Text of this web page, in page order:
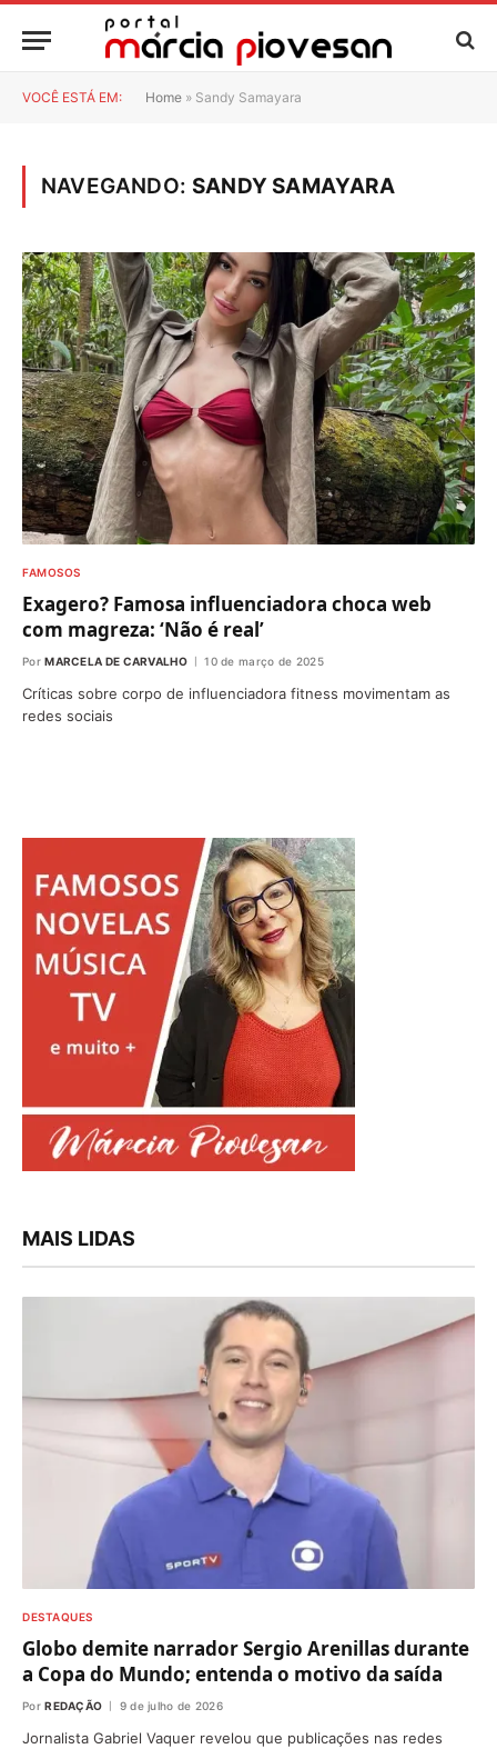
VOCÊ ESTÁ EM: Home » Sandy Samayara
NAVEGANDO: SANDY SAMAYARA
FAMOSOS
Exagero? Famosa influenciadora choca web
com magreza: ‘Não é real’
Por MARCELA DE CARVALHO 10 de março de 2025
Críticas sobre corpo de influenciadora fitness movimentam as
redes sociais
MAIS LIDAS
DESTAQUES
Globo demite narrador Sergio Arenillas durante
a Copa do Mundo; entenda o motivo da saída
Por REDAÇÃO 9 de julho de 2026
Jornalista Gabriel Vaquer revelou que publicações nas redes